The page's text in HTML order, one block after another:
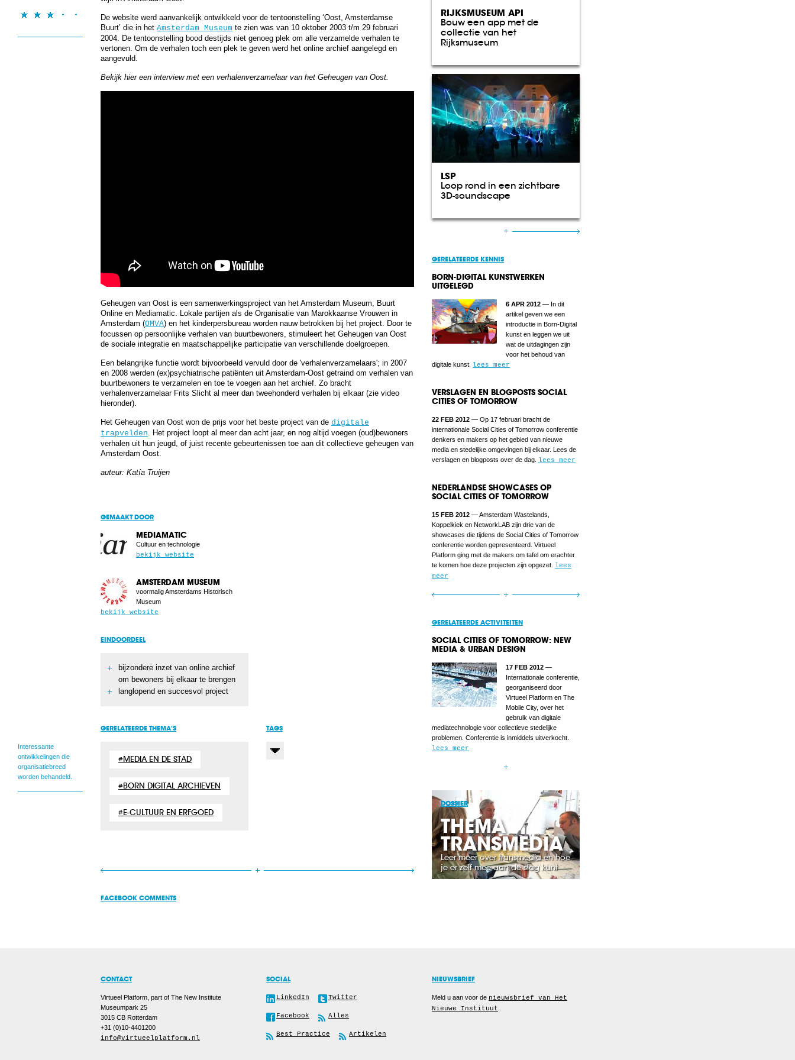
De website werd aanvankelijk ontwikkeld voor de tentoonstelling ‘Oost, Amsterdamse
Buurt’ die in het Amsterdam Museum te zien was van 10 oktober 2003 t/m 29 februari
2004. De tentoonstelling bood destijds niet genoeg plek om alle verzamelde verhalen te
vertonen. Om de verhalen toch een plek te geven werd het online archief aangelegd en
aangevuld.
Bekijk hier een interview met een verhalenverzamelaar van het Geheugen van Oost.
Geheugen van Oost is een samenwerkingsproject van het Amsterdam Museum, Buurt
Online en Mediamatic. Lokale partijen als de Organisatie van Marokkaanse Vrouwen in
Amsterdam (OMVA) en het kinderpersbureau worden nauw betrokken bij het project. Door te
focussen op persoonlijke verhalen van buurtbewoners, stimuleert het Geheugen van Oost
de sociale integratie en maatschappelijke participatie van verschillende doelgroepen.
Een belangrijke functie wordt bijvoorbeeld vervuld door de 'verhalenverzamelaars'; in 2007
en 2008 werden (ex)psychiatrische patiënten uit Amsterdam-Oost getraind om verhalen van
buurtbewoners te verzamelen en toe te voegen aan het archief. Zo bracht
verhalenverzamelaar Frits Slicht al meer dan tweehonderd verhalen bij elkaar (zie video
hieronder).
Het Geheugen van Oost won de prijs voor het beste project van de digitale
trapvelden. Het project loopt al meer dan acht jaar, en nog altijd voegen (oud)bewoners
verhalen uit hun jeugd, of juist recente gebeurtenissen toe aan dit collectieve geheugen van
Amsterdam Oost.
auteur: Katía Truijen
GEMAAKT DOOR
MEDIAMATIC
Cultuur en technologie
bekijk website
AMSTERDAM MUSEUM
voormalig Amsterdams Historisch
Museum
bekijk website
EINDOORDEEL
bijzondere inzet van online archief
om bewoners bij elkaar te brengen
langlopend en succesvol project
GERELATEERDE THEMA'S
Interessante
ontwikkelingen die
organisatiebreed
worden behandeld.
MEDIA EN DE STAD
BORN DIGITAL ARCHIEVEN
E-CULTUUR EN ERFGOED
TAGS
FACEBOOK COMMENTS
RIJKSMUSEUM API
Bouw een app met de
collectie van het
Rijksmuseum
LSP
Loop rond in een zichtbare
3D-soundscape
GERELATEERDE KENNIS
BORN-DIGITAL KUNSTWERKEN
UITGELEGD
6 APR 2012 — In dit
artikel geven we een
introductie in Born-Digital
kunst en leggen we uit
wat de uitdagingen zijn
voor het behoud van
digitale kunst. lees meer
VERSLAGEN EN BLOGPOSTS SOCIAL
CITIES OF TOMORROW
22 FEB 2012 — Op 17 februari bracht de
internationale Social Cities of Tomorrow conferentie
denkers en makers op het gebied van nieuwe
media en stedelijke omgevingen bij elkaar. Lees de
verslagen en blogposts over de dag. lees meer
​NEDERLANDSE SHOWCASES OP
SOCIAL CITIES OF TOMORROW
15 FEB 2012 — Amsterdam Wastelands,
Koppelkiek en NetworkLAB zijn drie van de
showcases die tijdens de Social Cities of Tomorrow
conferentie worden gepresenteerd. Virtueel
Platform ging met de makers om tafel om erachter
te komen hoe deze projecten zijn opgezet. lees
meer
GERELATEERDE ACTIVITEITEN
​SOCIAL CITIES OF TOMORROW: NEW
MEDIA & URBAN DESIGN
17 FEB 2012 —
Internationale conferentie,
georganiseerd door
Virtueel Platform en The
Mobile City, over het
gebruik van digitale
mediatechnologie voor collectieve stedelijke
problemen. Conferentie is inmiddels uitverkocht.
lees meer
DOSSIER
THEMA
TRANSMEDIA
Leer meer over transmedia en hoe
je er zelf mee aan de slag kunt
CONTACT
Virtueel Platform, part of The New Institute
Museumpark 25
3015 CB Rotterdam
+31 (0)10-4401200
info@virtueelplatform.nl
SOCIAL
LinkedIn Twitter
Facebook Alles
Best Practice Artikelen
NIEUWSBRIEF
Meld u aan voor de nieuwsbrief van Het
Nieuwe Instituut